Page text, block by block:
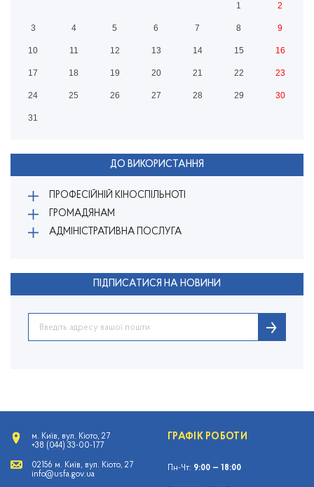
1 2
3 4 5 6 7 8 9
10 11 12 13 14 15 16
17 18 19 20 21 22 23
24 25 26 27 28 29 30
31
ДО ВИКОРИСТАННЯ
ПРОФЕСІЙНІЙ КІНОСПІЛЬНОТІ
ГРОМАДЯНАМ
АДМІНІСТРАТИВНА ПОСЛУГА
ПІДПИСАТИСЯ НА НОВИНИ
м. Київ, вул. Кіото, 27
+38 (044) 33-00-177
02156 м. Київ, вул. Кіото, 27
info@usfa.gov.ua
ГРАФІК РОБОТИ
Пн-Чт: 9:00 — 18:00